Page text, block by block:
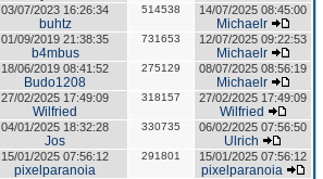
03/07/2023 16:26:34
buhtz
514538 14/07/2025 08:45:00
Michaelr
01/09/2019 21:38:35
b4mbus
731653 12/07/2025 09:22:53
Michaelr
18/06/2019 08:41:52
Budo1208
275129 08/07/2025 08:56:19
Michaelr
27/02/2025 17:49:09
Wilfried
318157 27/02/2025 17:49:09
Wilfried
04/01/2025 18:32:28
Jos
330735 06/02/2025 07:56:50
Ulrich
15/01/2025 07:56:12
pixelparanoia
291801 15/01/2025 07:56:12
pixelparanoia